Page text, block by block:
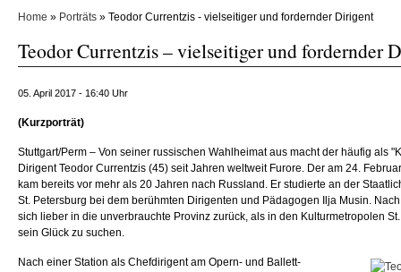
Home » Porträts » Teodor Currentzis - vielseitiger und fordernder Dirigent
Teodor Currentzis – vielseitiger und fordernder
05. April 2017 - 16:40 Uhr
(Kurzporträt)
Stuttgart/Perm – Von seiner russischen Wahlheimat aus macht der häufig als
Dirigent Teodor Currentzis (45) seit Jahren weltweit Furore. Der am 24.
kam bereits vor mehr als 20 Jahren nach Russland. Er studierte an der
St. Petersburg bei dem berühmten Dirigenten und Pädagogen Ilja Musin.
sich lieber in die unverbrauchte Provinz zurück, als in den Kulturmetropolen
sein Glück zu suchen.
Nach einer Station als Chefdirigent am Opern- und Ballett-